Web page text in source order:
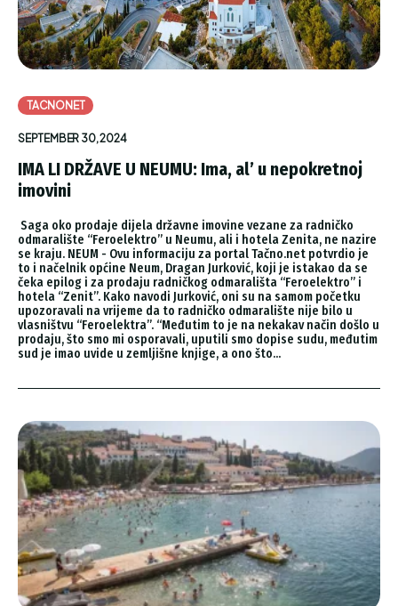
TACNONET
SEPTEMBER 30, 2024
IMA LI DRŽAVE U NEUMU: Ima, al’ u nepokretnoj
imovini
Saga oko prodaje dijela državne imovine vezane za radničko
odmaralište “Feroelektro” u Neumu, ali i hotela Zenita, ne nazire
se kraju. NEUM - Ovu informaciju za portal Tačno.net potvrdio je
to i načelnik općine Neum, Dragan Jurković, koji je istakao da se
čeka epilog i za prodaju radničkog odmarališta “Feroelektro” i
hotela “Zenit”. Kako navodi Jurković, oni su na samom početku
upozoravali na vrijeme da to radničko odmaralište nije bilo u
vlasništvu “Feroelektra”. “Međutim to je na nekakav način došlo u
prodaju, što smo mi osporavali, uputili smo dopise sudu, međutim
sud je imao uvide u zemljišne knjige, a ono što...